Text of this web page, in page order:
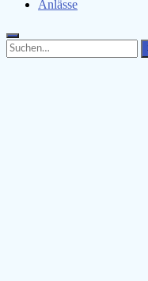
Anlässe
Search
for:
Search